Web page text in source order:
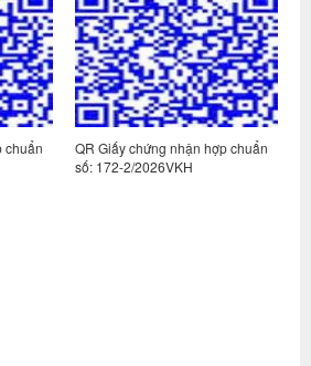
chuẩn
QR Giấy chứng nhận hợp chuẩn
số: 172-2/2026VKH